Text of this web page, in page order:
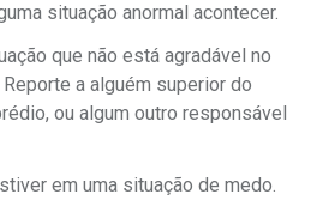
situação anormal acontecer.
que não está agradável no
a alguém superior do
ou algum outro responsável
em uma situação de medo.